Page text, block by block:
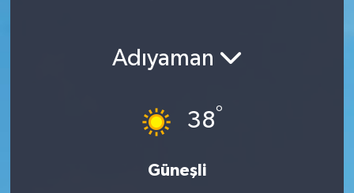
Adıyaman
38°
Güneşli